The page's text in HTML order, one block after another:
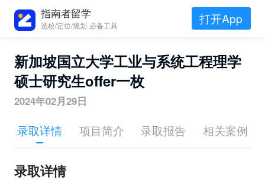
指南者留学
选校/定位/规划 必备工具 打开App
新加坡国立大学工业与系统工程理学
硕士研究生offer一枚
2024年02月29日
录取详情 项目简介 录取报告 相关案例
录取详情